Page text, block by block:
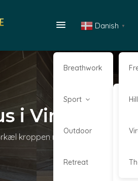
Breathwork
Sport
Outdoor
Retreat
Danish ▼
i Virum
kroppen med wellness og